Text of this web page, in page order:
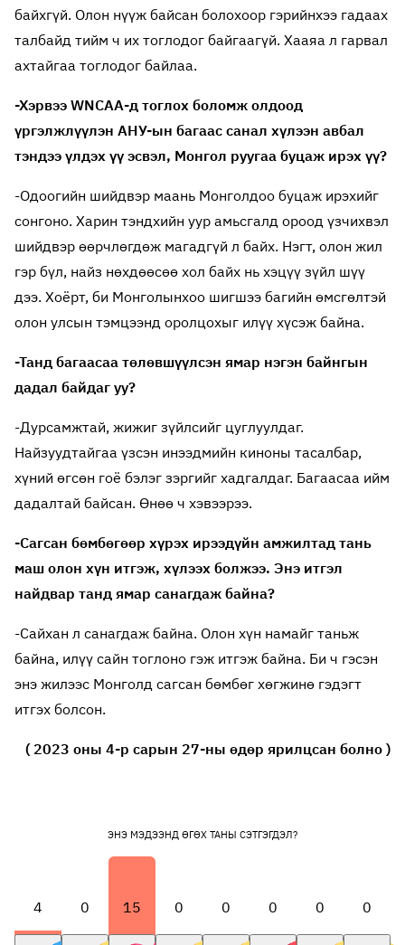
байхгүй. Олон нүүж байсан болохоор гэрийнхээ гадаах
талбайд тийм ч их тоглодог байгаагүй. Хааяа л гарвал
ахтайгаа тоглодог байлаа.
-Хэрвээ WNCAA-д тоглох боломж олдоод
үргэлжлүүлэн АНУ-ын багаас санал хүлээн авбал
тэндээ үлдэх үү эсвэл, Монгол руугаа буцаж ирэх үү?
-Одоогийн шийдвэр маань Монголдоо буцаж ирэхийг
сонгоно. Харин тэндхийн уур амьсгалд ороод үзчихвэл
шийдвэр өөрчлөгдөж магадгүй л байх. Нэгт, олон жил
гэр бүл, найз нөхдөөсөө хол байх нь хэцүү зүйл шүү
дээ. Хоёрт, би Монголынхоо шигшээ багийн өмсгөлтэй
олон улсын тэмцээнд оролцохыг илүү хүсэж байна.
-Танд багаасаа төлөвшүүлсэн ямар нэгэн байнгын
дадал байдаг уу?
-Дурсамжтай, жижиг зүйлсийг цуглуулдаг.
Найзуудтайгаа үзсэн инээдмийн киноны тасалбар,
хүний өгсөн гоё бэлэг зэргийг хадгалдаг. Багаасаа ийм
дадалтай байсан. Өнөө ч хэвээрээ.
-Сагсан бөмбөгөөр хүрэх ирээдүйн амжилтад тань
маш олон хүн итгэж, хүлээх болжээ. Энэ итгэл
найдвар танд ямар санагдаж байна?
-Сайхан л санагдаж байна. Олон хүн намайг таньж
байна, илүү сайн тоглоно гэж итгэж байна. Би ч гэсэн
энэ жилээс Монголд сагсан бөмбөг хөгжинө гэдэгт
итгэх болсон.
( 2023 оны 4-р сарын 27-ны өдөр ярилцсан болно )
ЭНЭ МЭДЭЭНД ӨГӨХ ТАНЫ СЭТГЭГДЭЛ?
4 0 15 0 0 0 0 0